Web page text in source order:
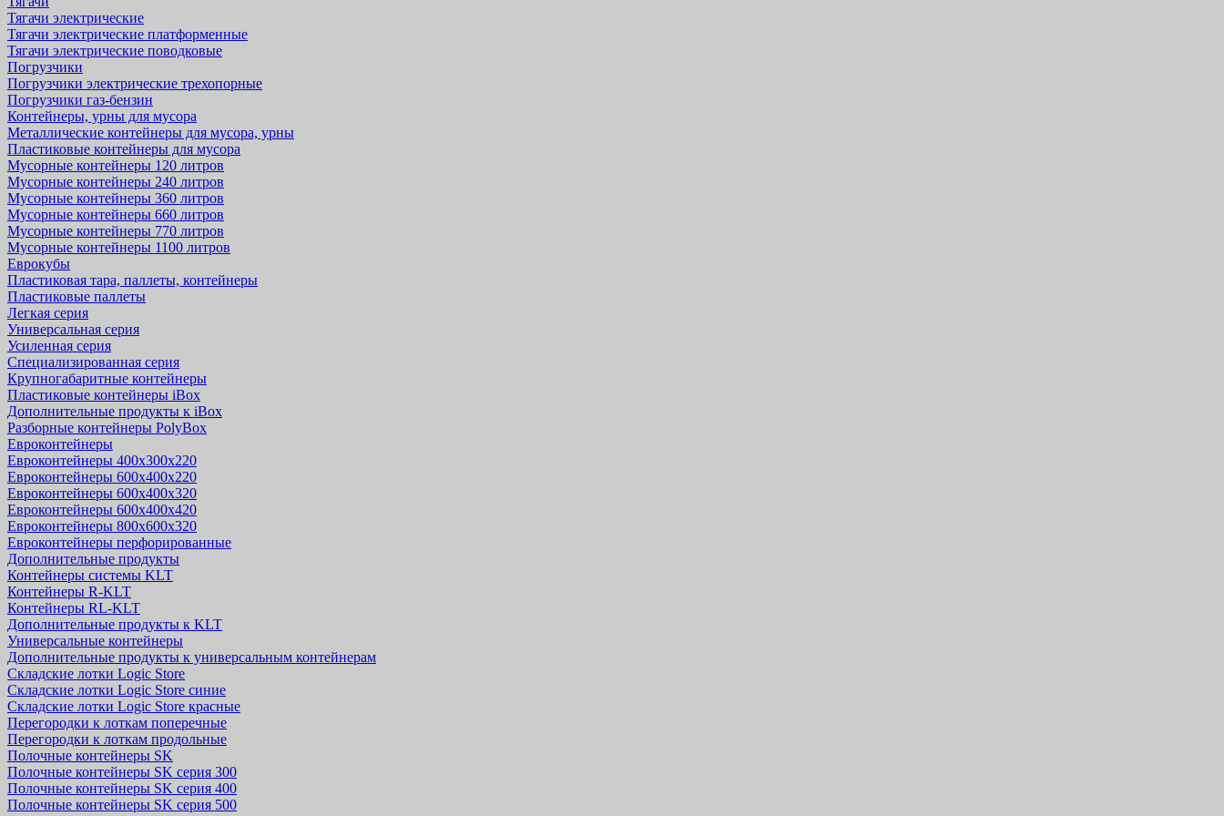
Тягачи электрические
Тягачи электрические платформенные
Тягачи электрические поводковые
Погрузчики
Погрузчики электрические трехопорные
Погрузчики газ-бензин
Контейнеры, урны для мусора
Металлические контейнеры для мусора, урны
Пластиковые контейнеры для мусора
Мусорные контейнеры 120 литров
Мусорные контейнеры 240 литров
Мусорные контейнеры 360 литров
Мусорные контейнеры 660 литров
Мусорные контейнеры 770 литров
Мусорные контейнеры 1100 литров
Еврокубы
Пластиковая тара, паллеты, контейнеры
Пластиковые паллеты
Легкая серия
Универсальная серия
Усиленная серия
Специализированная серия
Крупногабаритные контейнеры
Пластиковые контейнеры iBox
Дополнительные продукты к iBox
Разборные контейнеры PolyBox
Евроконтейнеры
Евроконтейнеры 400х300х220
Евроконтейнеры 600х400х220
Евроконтейнеры 600х400х320
Евроконтейнеры 600х400х420
Евроконтейнеры 800х600х320
Евроконтейнеры перфорированные
Дополнительные продукты
Контейнеры системы KLT
Контейнеры R-KLT
Контейнеры RL-KLT
Дополнительные продукты к KLT
Универсальные контейнеры
Дополнительные продукты к универсальным контейнерам
Складские лотки Logic Store
Складские лотки Logic Store синие
Складские лотки Logic Store красные
Перегородки к лоткам поперечные
Перегородки к лоткам продольные
Полочные контейнеры SK
Полочные контейнеры SK серия 300
Полочные контейнеры SK серия 400
Полочные контейнеры SK серия 500